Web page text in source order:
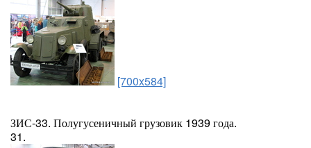
[700x584]
ЗИС-33. Полугусеничный грузовик 1939 года.
31.